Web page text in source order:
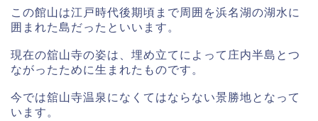
この館山は江戸時代後期頃まで周囲を浜名湖の湖水に
囲まれた島だったといいます。
現在の舘山寺の姿は、埋め立てによって庄内半島とつ
ながったために生まれたものです。
今では舘山寺温泉になくてはならない景勝地となって
います。